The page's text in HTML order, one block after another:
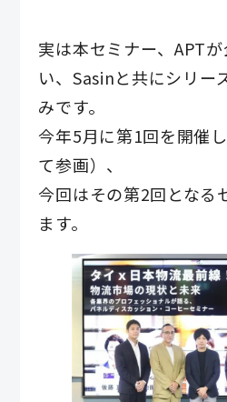
実は本セミナー、APT
い、Sasinと共にシリー
みです。
今年5月に第1回を開催
て参画）、
今回はその第2回となる
ます。